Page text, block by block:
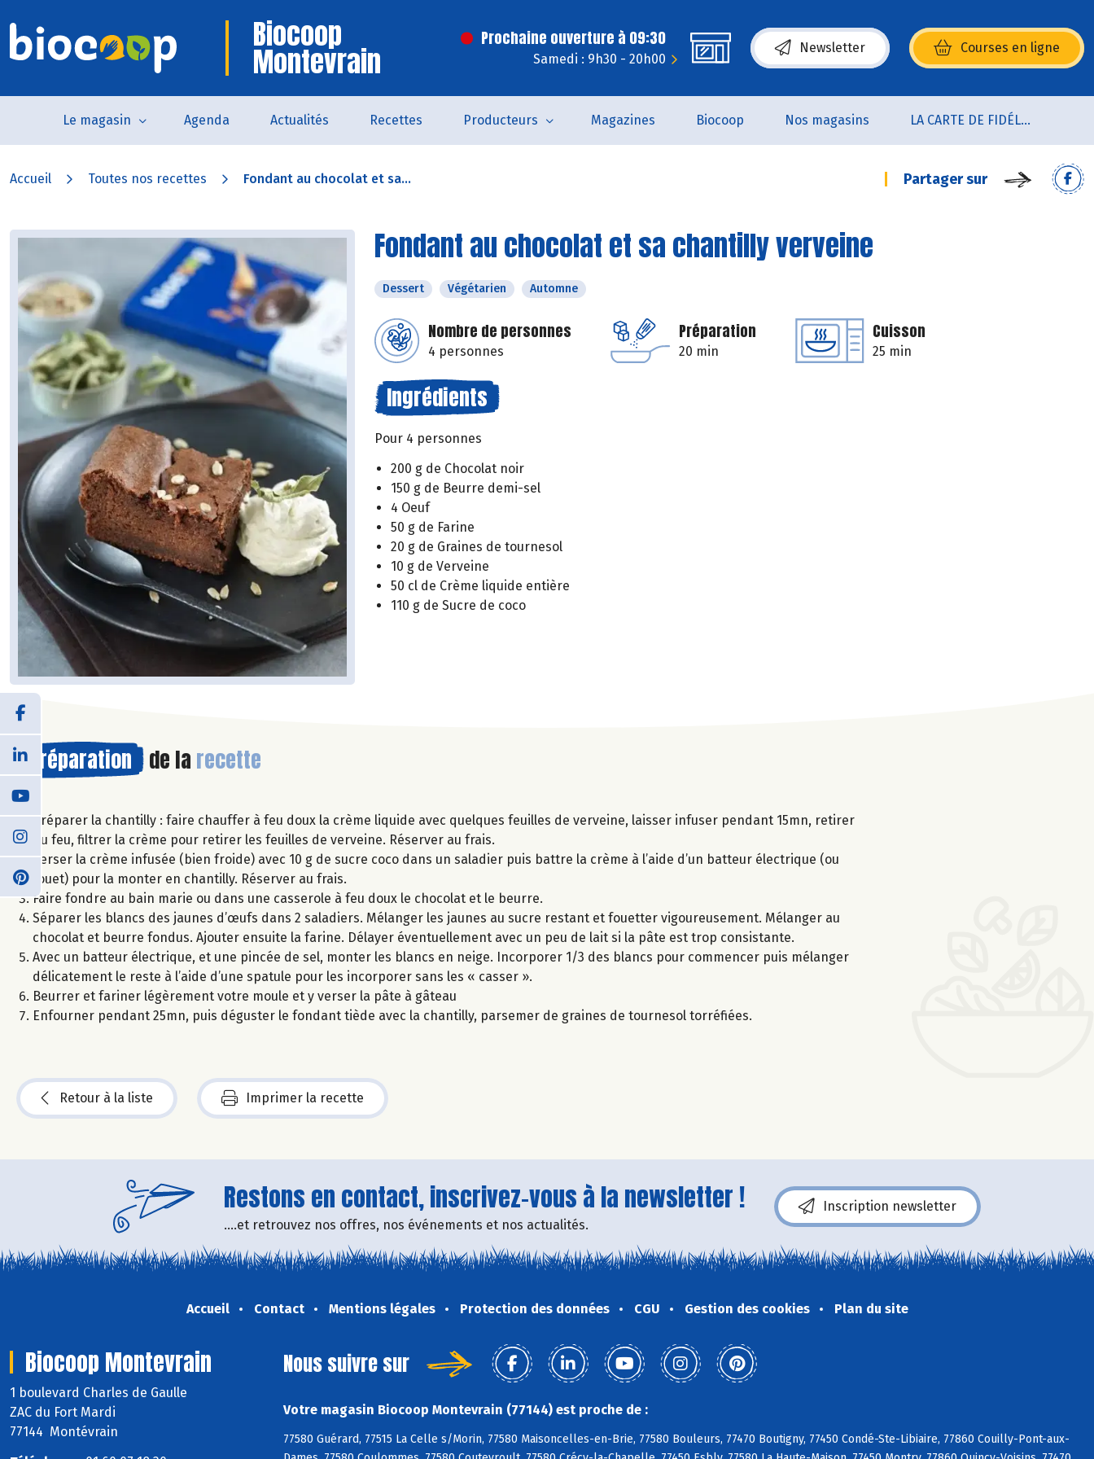
Biocoop
Montevrain
Prochaine ouverture à 09:30
Samedi : 9h30 - 20h00
Newsletter Courses en ligne
(s’ouvre dans une nouvelle fenêtre)
Le magasin Agenda Actualités Recettes Producteurs Magazines Biocoop Nos magasins LA CARTE DE FIDÉLITÉ
Accueil Toutes nos recettes Fondant au chocolat et sa... Partager sur
Fondant au chocolat et sa chantilly verveine
Dessert Végétarien Automne
Nombre de personnes
4 personnes
Préparation
20 min
Cuisson
25 min
Ingrédients
Pour 4 personnes
200 g de Chocolat noir
150 g de Beurre demi-sel
4 Oeuf
50 g de Farine
20 g de Graines de tournesol
10 g de Verveine
50 cl de Crème liquide entière
110 g de Sucre de coco
Préparation de la recette
Préparer la chantilly : faire chauffer à feu doux la crème liquide avec quelques feuilles de verveine, laisser infuser pendant 15mn, retirer
du feu, filtrer la crème pour retirer les feuilles de verveine. Réserver au frais.
Verser la crème infusée (bien froide) avec 10 g de sucre coco dans un saladier puis battre la crème à l’aide d’un batteur électrique (ou
fouet) pour la monter en chantilly. Réserver au frais.
Faire fondre au bain marie ou dans une casserole à feu doux le chocolat et le beurre.
Séparer les blancs des jaunes d’œufs dans 2 saladiers. Mélanger les jaunes au sucre restant et fouetter vigoureusement. Mélanger au
chocolat et beurre fondus. Ajouter ensuite la farine. Délayer éventuellement avec un peu de lait si la pâte est trop consistante.
Avec un batteur électrique, et une pincée de sel, monter les blancs en neige. Incorporer 1/3 des blancs pour commencer puis mélanger
délicatement le reste à l’aide d’une spatule pour les incorporer sans les « casser ».
Beurrer et fariner légèrement votre moule et y verser la pâte à gâteau
Enfourner pendant 25mn, puis déguster le fondant tiède avec la chantilly, parsemer de graines de tournesol torréfiées.
Retour à la liste Imprimer la recette
Restons en contact, inscrivez-vous à la newsletter !
....et retrouvez nos offres, nos événements et nos actualités.
Inscription newsletter
Accueil Contact Mentions légales Protection des données CGU Gestion des cookies Plan du site
Biocoop Montevrain
1 boulevard Charles de Gaulle
ZAC du Fort Mardi
77144 Montévrain
Nous suivre sur
Votre magasin Biocoop Montevrain (77144) est proche de :
77580 Guérard, 77515 La Celle s/Morin, 77580 Maisoncelles-en-Brie, 77580 Bouleurs, 77470 Boutigny, 77450 Condé-Ste-Libiaire, 77860 Couilly-Pont-aux-